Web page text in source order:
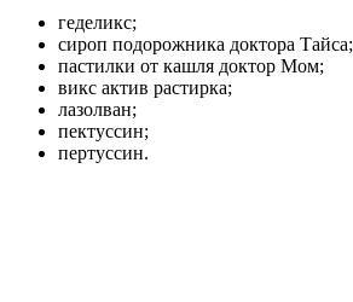
геделикс;
сироп подорожника доктора Тайса;
пастилки от кашля доктор Мом;
викс актив растирка;
лазолван;
пектуссин;
пертуссин.